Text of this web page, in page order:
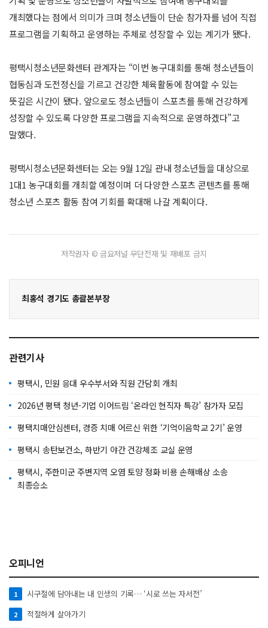
개최했다는 점에서 의미가 크며 청소년들이 단순 참가자를 넘어 직접
프로그램을 기획하고 운영하는 주체로 성장할 수 있는 계기가 됐다.
평택시청소년문화센터 관계자는 “이번 농구대회를 통해 청소년들이
협동심과 도전정신을 기르고 건강한 체육활동에 참여할 수 있는
뜻깊은 시간이 됐다. 앞으로도 청소년들이 스포츠를 통해 건강하게
성장할 수 있도록 다양한 프로그램을 지속적으로 운영하겠다”고
말했다.
평택시청소년문화센터는 오는 9월 12일 관내 청소년들을 대상으로
1대1 농구대회를 개최할 예정이며 더 다양한 스포츠 콘텐츠를 통해
청소년 스포츠 활동 참여 기회를 확대해 나갈 계획이다.
저작권자 © 금요저널 무단전재 및 재배포 금지
최홍석 경기도 총괄본부장
관련기사
평택시, 민원 응대 우수부서와 직원 간담회 개최
2026년 평택 청년-기업 이어드림 ‘온라인 현직자 특강’ 참가자 모집
평택치매안심센터, 경증 치매 어르신 위한 ‘기억이음학교 2기’ 운영
평택시 송탄보건소, 하반기 야간 건강체조 교실 운영
평택시, 주한미군 주변지역 오염 토양 정화 비용 손해배상 소송
최종승소
오피니언
1 시구절에 담아내는 내 인생의 기록… ‘시로 쓰는 자서전’
2 적절하게 살아가기